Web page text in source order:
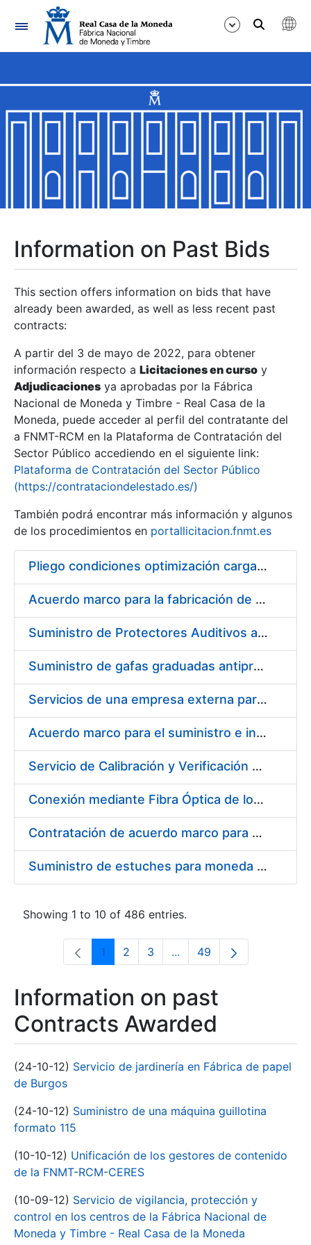
Navigation
Show/Hide
Show/Hide
Show/Hide
Show/Hide
Show/Hide
Show/Hide
Information on Past Bids
This section offers information on bids that have
already been awarded, as well as less recent past
contracts:
A partir del 3 de mayo de 2022, para obtener
información respecto a Licitaciones en curso y
Adjudicaciones ya aprobadas por la Fábrica
Nacional de Moneda y Timbre - Real Casa de la
Moneda, puede acceder al perfil del contratante del
a FNMT-RCM en la Plataforma de Contratación del
Sector Público accediendo en el siguiente link:
Plataforma de Contratación del Sector Público
(https://contrataciondelestado.es/)
También podrá encontrar más información y algunos
de los procedimientos en portallicitacion.fnmt.es
Pliego condiciones optimización cargas compras firmado
Acuerdo marco para la fabricación de piezas
Suministro de Protectores Auditivos a medida para las personas trabajadoras de los Centros de Trabajo de Madrid y Burgos
Suministro de gafas graduadas antiproyecciones para los trabajadores de la FNMT-RCM en los centros de trabajo de Madrid y Burgos
Servicios de una empresa externa para el asesoramiento y resolución de los recursos de alzada que se presentan relacionados con procesos de selección para la FNMT-RCM
Acuerdo marco para el suministro e instalación de persianas, estores y otros complementos
Servicio de Calibración y Verificación Externa de los Equipos de Medición del Servicio de Prevención de la FNMT-RCM
Conexión mediante Fibra Óptica de los Centros de Proceso de Datos (CPDs) de las sedes de la FNMT-RCM de Burgos y Madrid
Contratación de acuerdo marco para el Suministro de Material de Electricidad para la Fábrica Nacional de Moneda y Timbre-Real Casa de la Moneda en su centro de trabajo de Burgos
Suministro de estuches para moneda de 30 €
Showing 1 to 10 of 486 entries.
Page
1 Page
2 Page
3 ...Intermediate Pages Use
Page
49
Information on past
Contracts Awarded
(24-10-12) Servicio de jardinería en Fábrica de papel
de Burgos
(24-10-12) Suministro de una máquina guillotina
formato 115
(10-10-12) Unificación de los gestores de contenido
de la FNMT-RCM-CERES
(10-09-12) Servicio de vigilancia, protección y
control en los centros de la Fábrica Nacional de
Moneda y Timbre - Real Casa de la Moneda